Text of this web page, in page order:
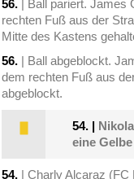
56. | Ball pariert. James
rechten Fuß aus der
Mitte des Kastens
56. | Ball abgeblockt.
dem rechten Fuß aus
abgeblockt.
54. |
eine
54. | Charly Alcaraz (FC